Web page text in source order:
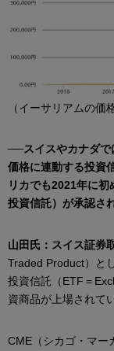
（イーサリアムの価
──スイスやカナダで
価格に連動する投資
リカでも2021年に
投資信託）が承認さ
山田氏：スイス証券
Traded Product）と
投資信託（ETF＝
資商品が上場されて
CME（シカゴ・マー